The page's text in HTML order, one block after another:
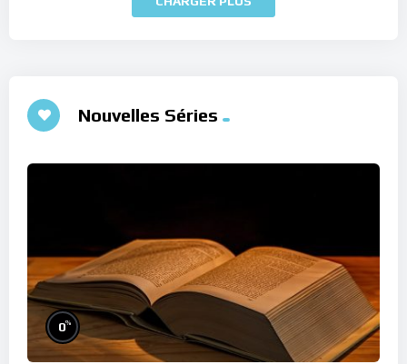
Nouvelles Séries
0%